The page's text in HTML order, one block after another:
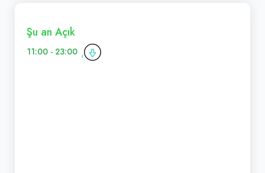
Şu an Açık
11:00 - 23:00